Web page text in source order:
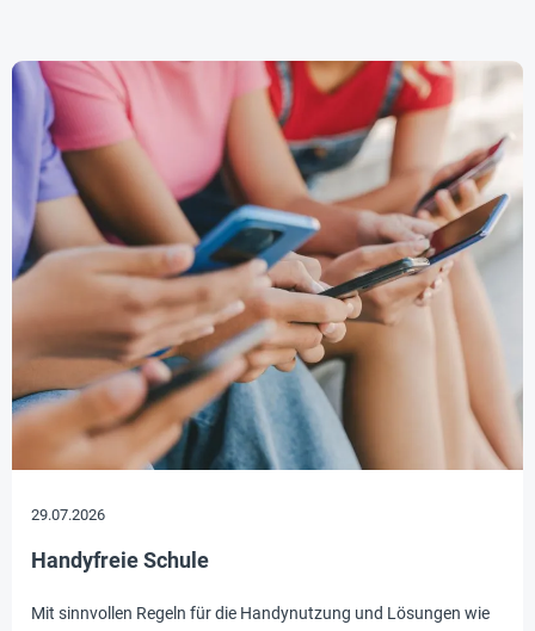
29.07.2026
Handyfreie Schule
Mit sinnvollen Regeln für die Handynutzung und Lösungen wie